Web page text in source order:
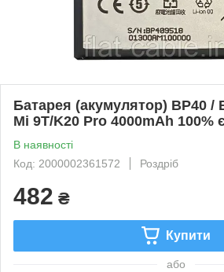
Батарея (акумулятор) BP40 /
Mi 9T/K20 Pro 4000mAh 100%
В наявності
Код: 2000002361572
Роздріб
482 ₴
Купити
або